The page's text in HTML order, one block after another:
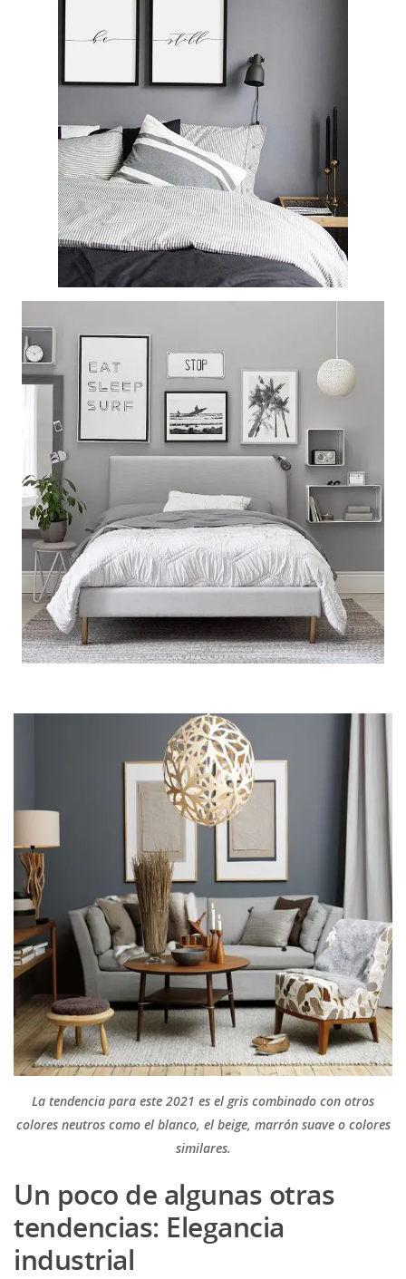
La tendencia para este 2021 es el gris combinado con otros
colores neutros como el blanco, el beige, marrón suave o colores
similares.
Un poco de algunas otras
tendencias: Elegancia
industrial